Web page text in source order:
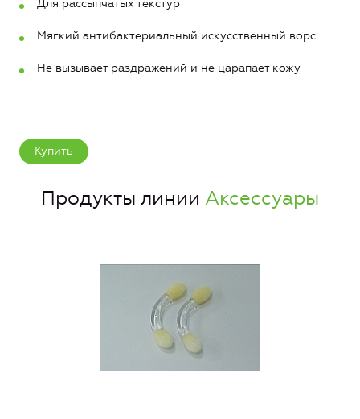
Для рассыпчатых текстур
Мягкий антибактериальный искусственный ворс
Не вызывает раздражений и не царапает кожу
Купить
Продукты линии Аксессуары